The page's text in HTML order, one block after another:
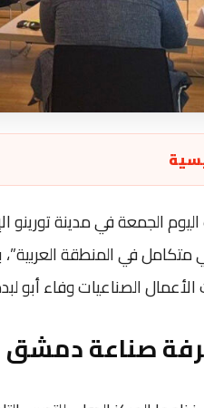
الجمعة في مدينة تورينو
في المنطقة
الصناعيات وفاء أبو
صناعة دمشق